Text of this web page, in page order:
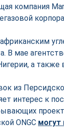
компания
В мае
а
из
интерес к
ONGC могут